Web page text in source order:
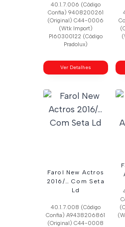
40.1.7.006 (Código
Confia) 9408200261
(Original) C44-0006
(Wtk Import)
Pl60300122 (Código
Pradolux)
Ver Detalhes
Farol New Actros
2016/… Com Seta
Ld
40.1.7.008 (Código
Confia) A9438206861
(Original) C44-0008